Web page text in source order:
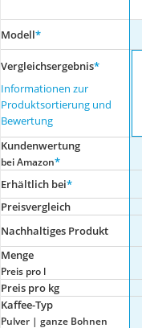
Modell*
Vergleichsergebnis*
Informationen zur
Produktsortierung und
Bewertung
Kundenwertung
bei Amazon*
Erhältlich bei*
Preis­vergleich
Nachhaltiges Produkt
Menge
Preis pro l
Preis pro kg
Kaffee-Typ
Pulver | ganze Bohnen